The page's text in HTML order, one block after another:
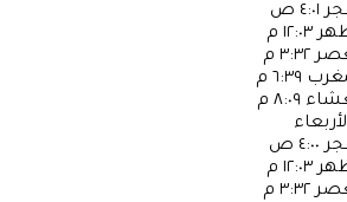
٤:٠١ ص
١٢:٠٣ م
٣:٣٢ م
٦:٣٩ م
٨:٠٩ م
٤:٠٠ ص
١٢:٠٣ م
٣:٣٢ م